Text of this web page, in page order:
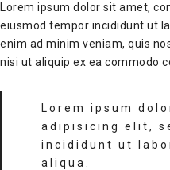
Lorem ipsum dolor sit amet,
eiusmod tempor incididunt ut
enim ad minim veniam, quis
nisi ut aliquip ex ea commodo
Lorem ipsum
adipisicing elit,
incididunt ut
aliqua.